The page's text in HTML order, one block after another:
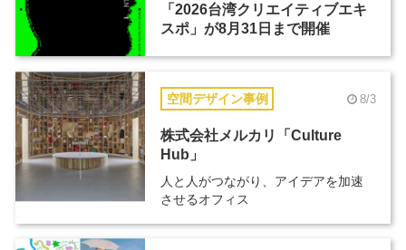
「2026台湾クリエイティブエキ
スポ」が8月31日まで開催
空間デザイン事例 8/3
株式会社メルカリ「Culture
Hub」
人と人がつながり、アイデアを加速
させるオフィス